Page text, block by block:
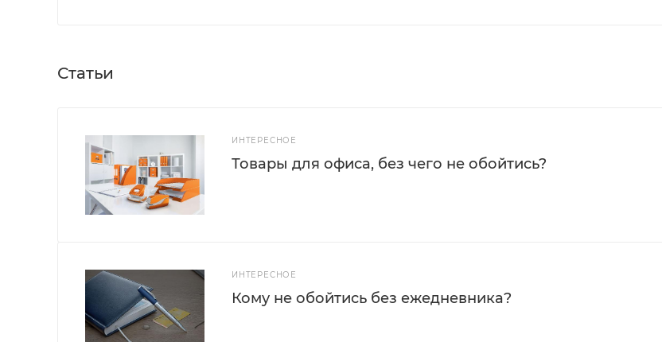
Статьи
ИНТЕРЕСНОЕ
Товары для офиса, без чего не обойтись?
ИНТЕРЕСНОЕ
Кому не обойтись без ежедневника?